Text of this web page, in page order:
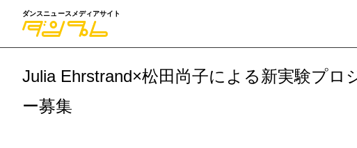
ダンスニュースメディアサイト
Julia Ehrstrand×松田尚子による新実験プ
ー募集